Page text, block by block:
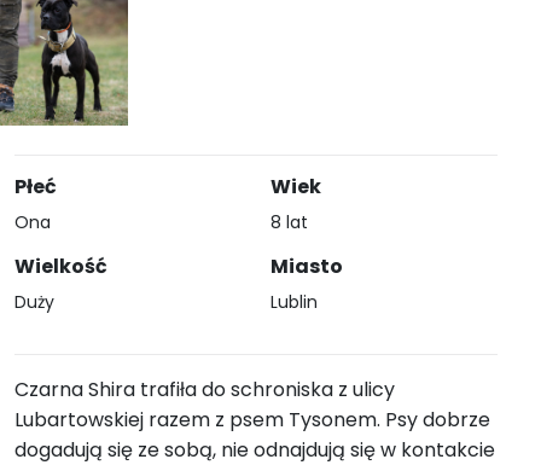
Płeć
Ona
Wielkość
Duży
Wiek
8 lat
Miasto
Lublin
Czarna Shira trafiła do schroniska z ulicy
Lubartowskiej razem z psem Tysonem. Psy dobrze
dogadują się ze sobą, nie odnajdują się w kontakcie